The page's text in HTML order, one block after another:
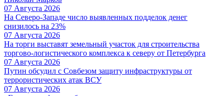
07 Августа 2026
На Северо-Западе число выявленных подделок денег
снизилось на 23%
07 Августа 2026
На торги выставят земельный участок для строительства
торгово-логистического комплекса к северу от Петербурга
07 Августа 2026
Путин обсудил с Совбезом защиту инфраструктуры от
террористических атак ВСУ
07 Августа 2026